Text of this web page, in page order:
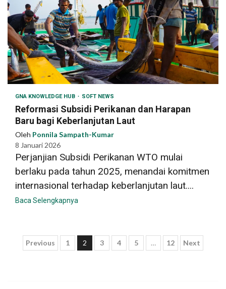
GNA KNOWLEDGE HUB SOFT NEWS
Reformasi Subsidi Perikanan dan Harapan
Baru bagi Keberlanjutan Laut
Oleh Ponnila Sampath-Kumar
8 Januari 2026
Perjanjian Subsidi Perikanan WTO mulai
berlaku pada tahun 2025, menandai komitmen
internasional terhadap keberlanjutan laut....
Baca Selengkapnya
Paginasi
Previous 1 2 3 4 5 … 12 Next